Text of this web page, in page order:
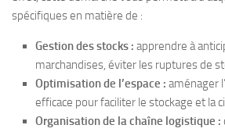
spécifiques en matière de :
Gestion des stocks : apprendre à
marchandises, éviter les ruptures de
Optimisation de l’espace : aménager
efficace pour faciliter le stockage et la
Organisation de la chaîne logistique :